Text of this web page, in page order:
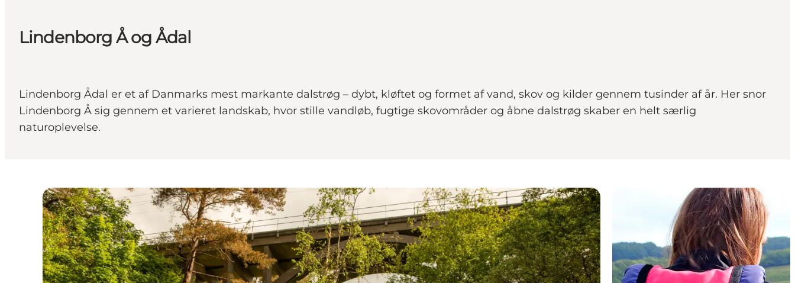
Lindenborg Å og Ådal
Lindenborg Ådal er et af Danmarks mest markante dalstrøg – dybt, kløftet og formet af vand, skov og kilder gennem tusinder af år. Her snor
Lindenborg Å sig gennem et varieret landskab, hvor stille vandløb, fugtige skovområder og åbne dalstrøg skaber en helt særlig
naturoplevelse.